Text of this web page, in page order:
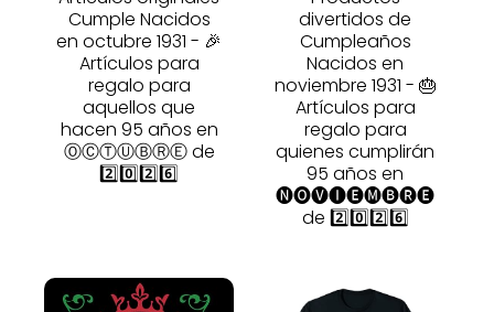
Cumple Nacidos
en octubre 1931 - 🎉
Artículos para
regalo para
aquellos que
hacen 95 años en
ⓄⒸⓉⓊⒷⓇⒺ de
2️⃣0️⃣2️⃣6️⃣
divertidos de
Cumpleaños
Nacidos en
noviembre 1931 - 🎂
Artículos para
regalo para
quienes cumplirán
95 años en
🅝🅞🅥🅘🅔🅜🅑🅡🅔
de 2️⃣0️⃣2️⃣6️⃣